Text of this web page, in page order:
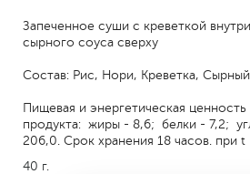
Запеченное суши с креветкой
сырного соуса сверху
Состав: Рис, Нори, Креветка,
Пищевая и энергетическая ценность
продукта: жиры - 8,6; белки - 7,2;
206,0. Срок хранения 18 часов. при
40 г.